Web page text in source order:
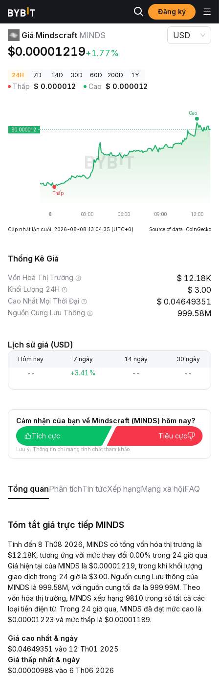
Đăng ký
Giá Tiền Điện Tử
Giá Mindscraft MINDS
$0.00001219+1.77%
USD
24H 7D 14D 30D 60D 200D 1Y
Thấp $ 0.000012 Cao $ 0.000012
Cập nhật lần cuối: 2026-08-08 13:04:35 (UTC+0) Source of data: CoinGecko
Thống Kê Giá
Vốn Hoá Thị Trường 12.18K
Khối Lượng 24H 3.00
Cao Nhất Mọi Thời Đại 0.04649351
Nguồn Cung Lưu Thông 999.58M
Lịch sử giá (USD)
Hôm nay 7 ngày 14 ngày 30 ngày
-- +3.41% -- --
Cảm nhận của bạn về Mindscraft (MINDS) hôm nay?
Tích cực
Tiêu cực
Lưu ý: Thông tin chỉ mang tính chất tham khảo.
Tổng quanPhân tíchTin tứcXếp hạngMạng xã hộiFAQ
Tóm tắt giá trực tiếp MINDS
Tính đến 8 Th08 2026, MINDS có tổng vốn hóa thị trường là
$12.18K, tương ứng với mức thay đổi 0.00% trong 24 giờ qua.
Giá hiện tại của MINDS là $0.00001219, trong khi khối lượng
giao dịch trong 24 giờ là $3.00. Nguồn cung Lưu thông của
MINDS là 999.58M, với nguồn cung tối đa là 999.99M. Theo
vốn hóa thị trường, MINDS xếp hạng 9810 trong số tất cả các
loại tiền điện tử. Trong 24 giờ qua, MINDS đã đạt mức cao là
$0.00001223 và mức thấp là $0.00001189.
Giá cao nhất & ngày
$0.04649351 vào 12 Th01 2025
Giá thấp nhất & ngày
$0.00000988 vào 6 Th06 2026